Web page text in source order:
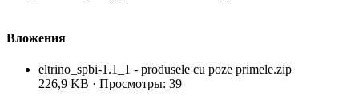
Вложения
eltrino_spbi-1.1_1 - produsele cu poze primele.zip
226,9 KB · Просмотры: 39